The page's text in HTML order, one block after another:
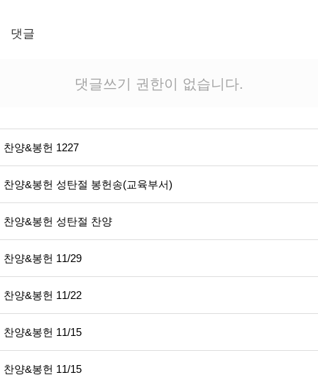
댓글
댓글쓰기 권한이 없습니다.
찬양&봉헌 1227
찬양&봉헌 성탄절 봉헌송(교육부서)
찬양&봉헌 성탄절 찬양
찬양&봉헌 11/29
찬양&봉헌 11/22
찬양&봉헌 11/15
찬양&봉헌 11/15